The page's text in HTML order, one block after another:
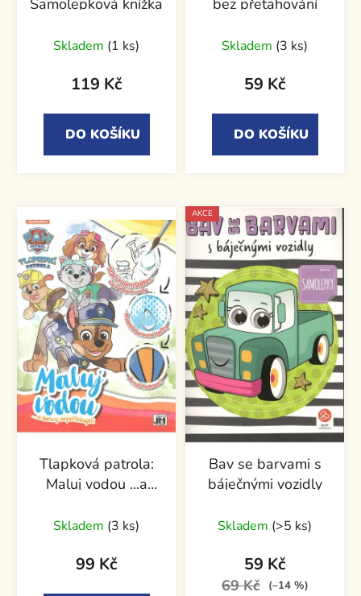
Samolepková knížka
Skladem (1 ks)
119 Kč
DO KOŠÍKU
bez přetahování
Skladem (3 ks)
59 Kč
DO KOŠÍKU
Tlapková patrola:
Maluj vodou ...a
Skladem (3 ks)
99 Kč
AKCE
Bav se barvami s
báječnými vozidly
Skladem (>5 ks)
59 Kč
69 Kč (–14 %)